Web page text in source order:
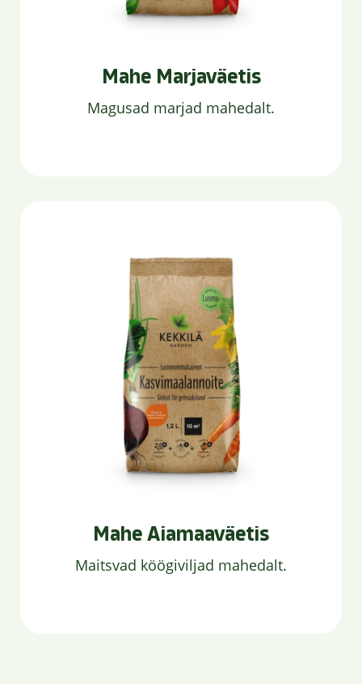
Mahe Marjaväetis
Magusad marjad mahedalt.
Mahe Aiamaaväetis
Maitsvad köögiviljad mahedalt.